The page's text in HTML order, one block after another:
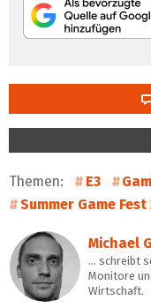
Themen: E3
Summer Game Fest
Michael
… schreibt
Monitore
Wirtschaft.